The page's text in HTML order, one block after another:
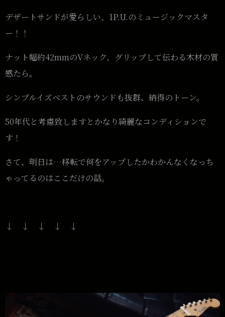
デザートサンドが愛らしい、1P.U.のミュージックマスタ
ー！！
ナット幅約42mmのVネック、グリップして伝わる木材の質
感たら。
シンプルイズベストのサウンドも抜群、納得のトーン。
50年代と考慮致しますとかなり綺麗なコンディションで
す！
さて、明日は…移転で何をアップしたかわかんなくなっち
ゃってるのはここだけの話。
↓ ↓ ↓ ↓ ↓